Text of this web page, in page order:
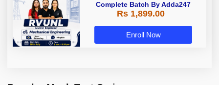
Complete Batch By Adda247
Rs 1,899.00
Enroll Now